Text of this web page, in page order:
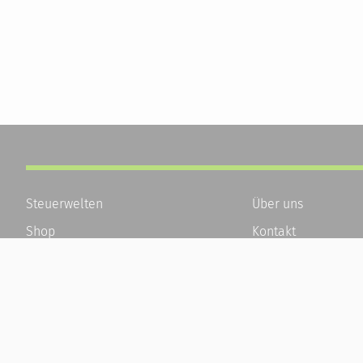
Steuerwelten
Shop
Über uns
Kontakt